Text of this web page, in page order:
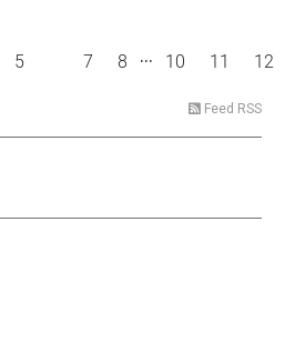
5 7 8 ... 10 11 12
Feed RSS